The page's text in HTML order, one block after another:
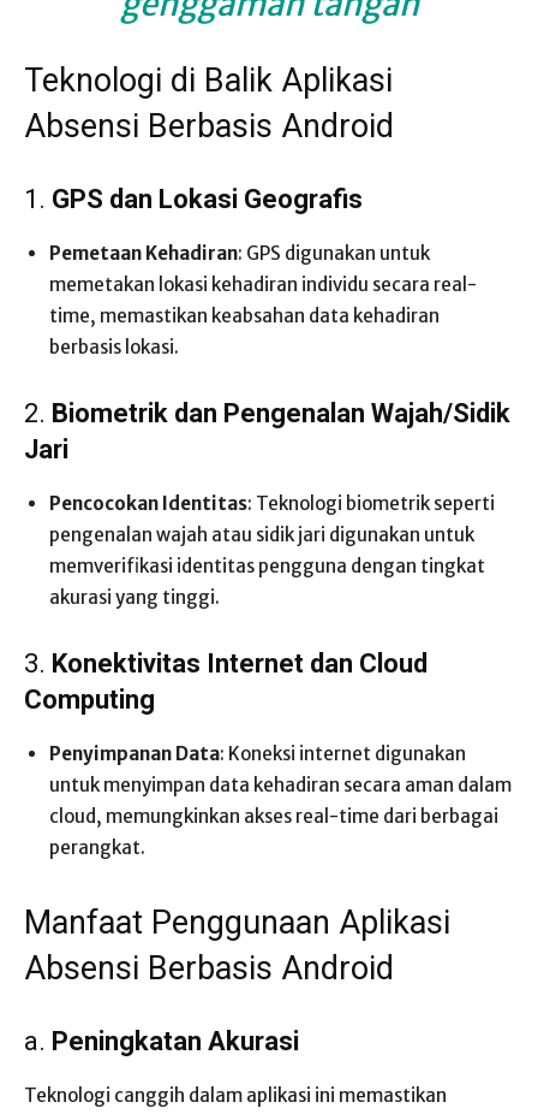
Teknologi di Balik Aplikasi
Absensi Berbasis Android
1. GPS dan Lokasi Geografis
Pemetaan Kehadiran: GPS digunakan untuk
memetakan lokasi kehadiran individu secara real-
time, memastikan keabsahan data kehadiran
berbasis lokasi.
2. Biometrik dan Pengenalan Wajah/Sidik
Jari
Pencocokan Identitas: Teknologi biometrik seperti
pengenalan wajah atau sidik jari digunakan untuk
memverifikasi identitas pengguna dengan tingkat
akurasi yang tinggi.
3. Konektivitas Internet dan Cloud
Computing
Penyimpanan Data: Koneksi internet digunakan
untuk menyimpan data kehadiran secara aman dalam
cloud, memungkinkan akses real-time dari berbagai
perangkat.
Manfaat Penggunaan Aplikasi
Absensi Berbasis Android
a. Peningkatan Akurasi
Teknologi canggih dalam aplikasi ini memastikan